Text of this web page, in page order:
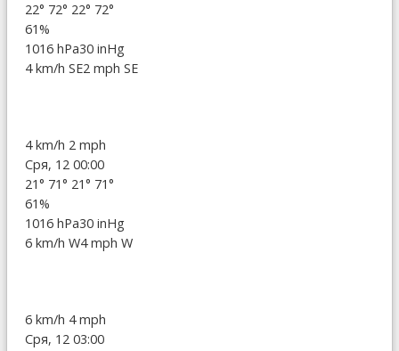
22° 72° 22° 72°
61%
1016 hPa30 inHg
4 km/h SE2 mph SE
4 km/h 2 mph
Сря, 12 00:00
21° 71° 21° 71°
61%
1016 hPa30 inHg
6 km/h W4 mph W
6 km/h 4 mph
Сря, 12 03:00